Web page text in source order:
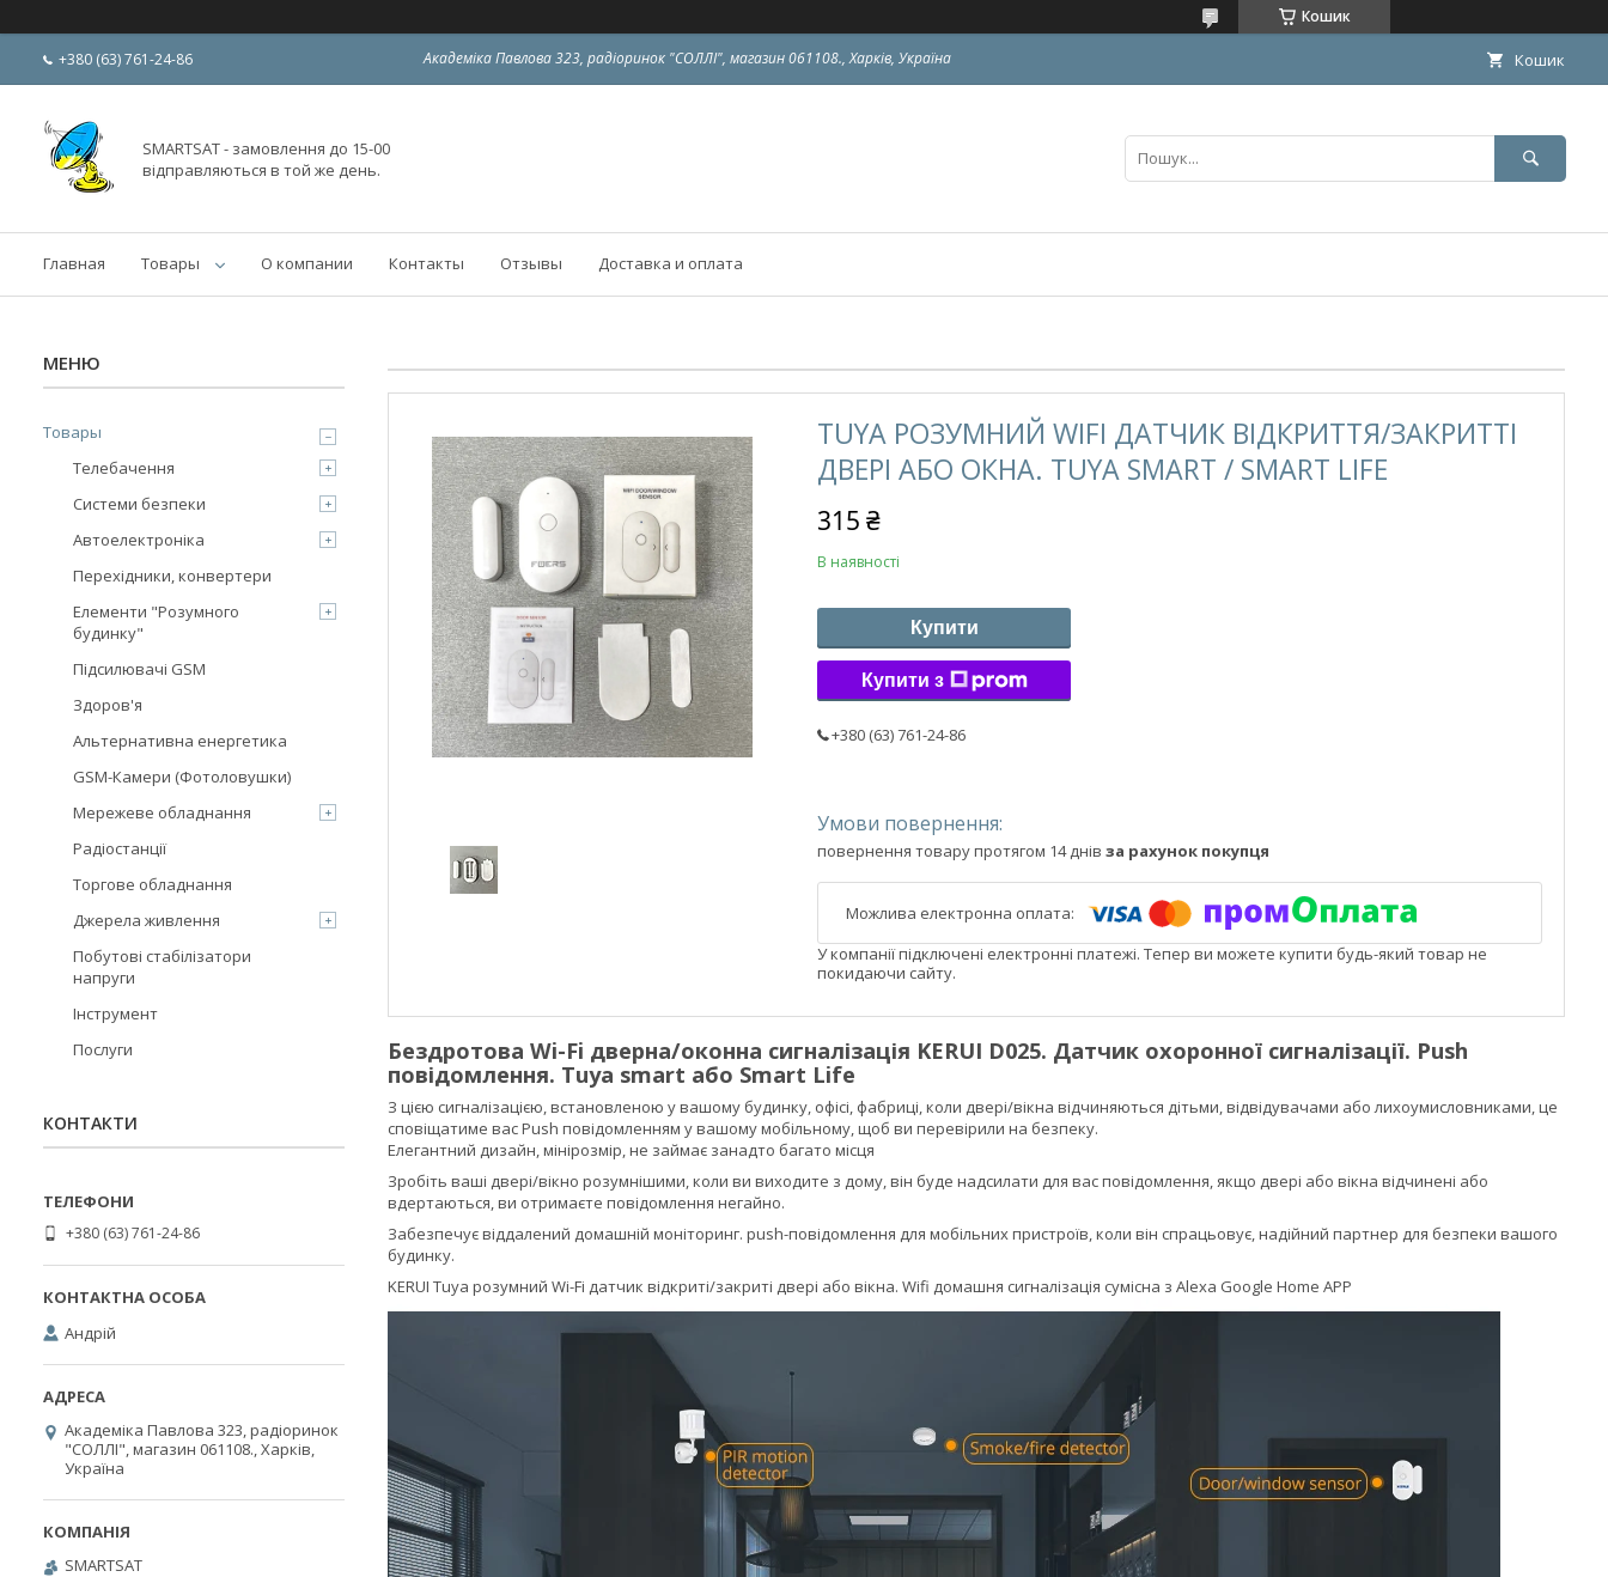
Кошик
+380 (63) 761-24-86 Академіка Павлова 323, радіоринок "СОЛЛІ", магазин 061108., Харків, Україна Кошик
SMARTSAT - замовлення до 15-00
відправляються в той же день.
Главная Товары О компании Контакты Отзывы Доставка и оплата
TUYA РОЗУМНИЙ WIFI ДАТЧИК ВІДКРИТТЯ/ЗАКРИТТІ
ДВЕРІ АБО ОКНА. TUYA SMART / SMART LIFE​​​​​​​
315 ₴
В наявності
Купити
Купити з
+380 (63) 761-24-86
повернення товару протягом 14 днів за рахунок покупця
У компанії підключені електронні платежі. Тепер ви можете купити будь-який товар не
покидаючи сайту.
Бездротова Wi-Fi дверна/оконна сигналізація KERUI D025. Датчик охоронної сигналізації. Push
повідомлення. Tuya smart або Smart Life
З цією сигналізацією, встановленою у вашому будинку, офісі, фабриці, коли двері/вікна відчиняються дітьми, відвідувачами або лихоумисловниками, це
сповіщатиме вас Push повідомленням у вашому мобільному, щоб ви перевірили на безпеку.
Елегантний дизайн, мінірозмір, не займає занадто багато місця
Зробіть ваші двері/вікно розумнішими, коли ви виходите з дому, він буде надсилати для вас повідомлення, якщо двері або вікна відчинені або
вдертаються, ви отримаєте повідомлення негайно.
Забезпечує віддалений домашній моніторинг. push-повідомлення для мобільних пристроїв, коли він спрацьовує, надійний партнер для безпеки вашого
будинку.
KERUI Tuya розумний Wi-Fi датчик відкриті/закриті двері або вікна. Wifi домашня сигналізація сумісна з Alexa Google Home APP
Товары
Телебачення
Системи безпеки
Автоелектроніка
Перехідники, конвертери
Елементи "Розумного
будинку"
Підсилювачі GSM
Здоров'я
Альтернативна енергетика
GSM-Камери (Фотоловушки)
Мережеве обладнання
Радіостанції
Торгове обладнання
Джерела живлення
Побутові стабілізатори
напруги
Інструмент
Послуги
КОНТАКТИ
+380 (63) 761-24-86
Андрiй
Академіка Павлова 323, радіоринок
"СОЛЛІ", магазин 061108., Харків,
Україна
SMARTSAT